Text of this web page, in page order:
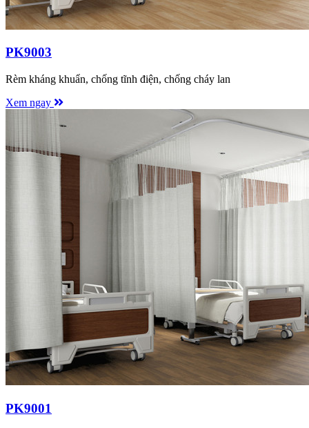
PK9003
Rèm kháng khuẩn, chống tĩnh điện, chống cháy lan
Xem ngay
PK9001